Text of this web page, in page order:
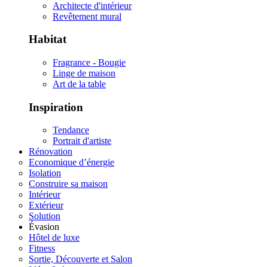
Architecte d'intérieur
Revêtement mural
Habitat
Fragrance - Bougie
Linge de maison
Art de la table
Inspiration
Tendance
Portrait d'artiste
Rénovation
Economique d’énergie
Isolation
Construire sa maison
Intérieur
Extérieur
Solution
Évasion
Hôtel de luxe
Fitness
Sortie, Découverte et Salon